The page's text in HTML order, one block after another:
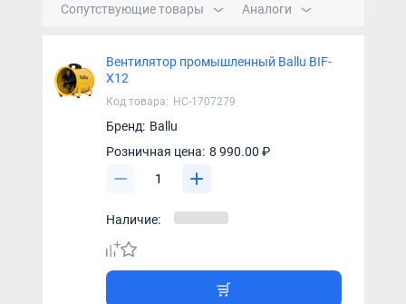
Сопутствующие товары Аналоги
Вентилятор промышленный Ballu BIF-
X12
Код товара: НС-1707279
Бренд: Ballu
Розничная цена: 8 990.00 ₽
Наличие: